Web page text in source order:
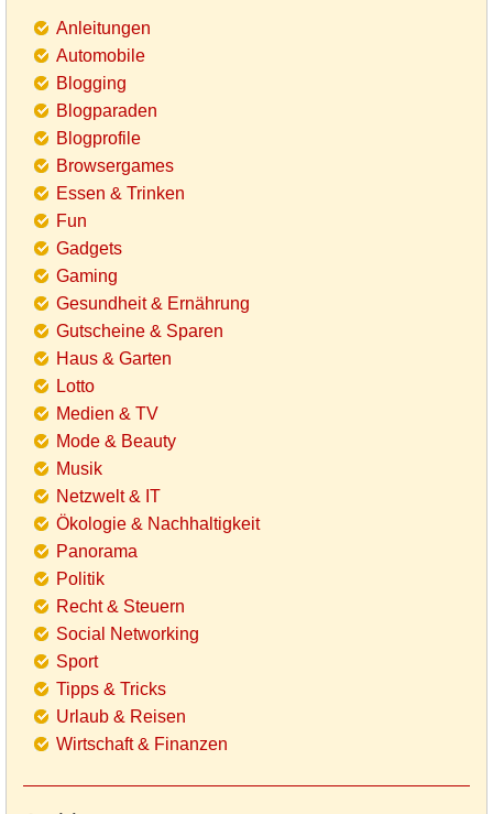
Anleitungen
Automobile
Blogging
Blogparaden
Blogprofile
Browsergames
Essen & Trinken
Fun
Gadgets
Gaming
Gesundheit & Ernährung
Gutscheine & Sparen
Haus & Garten
Lotto
Medien & TV
Mode & Beauty
Musik
Netzwelt & IT
Ökologie & Nachhaltigkeit
Panorama
Politik
Recht & Steuern
Social Networking
Sport
Tipps & Tricks
Urlaub & Reisen
Wirtschaft & Finanzen